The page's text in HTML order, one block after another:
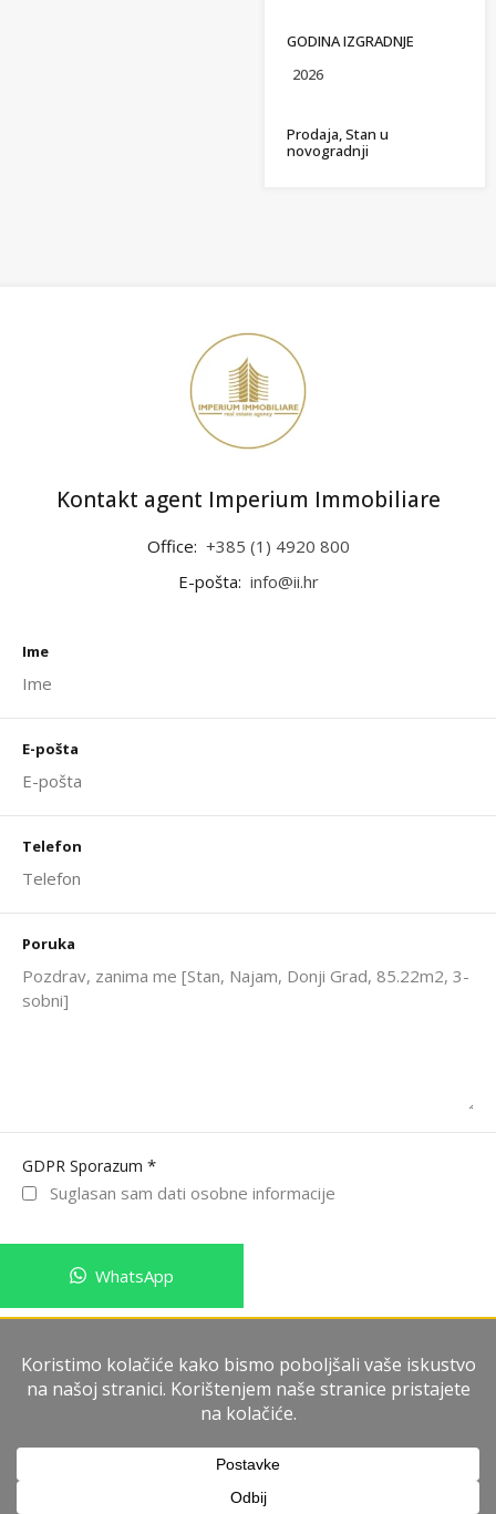
GODINA IZGRADNJE
2026
Prodaja, Stan u
novogradnji
Kontakt agent Imperium Immobiliare
Office: +385 (1) 4920 800
E-pošta: info@ii.hr
Ime
E-pošta
Telefon
Poruka
GDPR Sporazum *
Suglasan sam dati osobne informacije
WhatsApp